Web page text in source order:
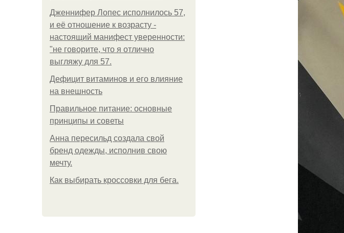
Дженнифер Лопес исполнилось 57,
и её отношение к возрасту -
настоящий манифест уверенности:
"не говорите, что я отлично
выгляжу для 57.
Дефицит витаминов и его влияние
на внешность
Правильное питание: основные
принципы и советы
Анна пересильд создала свой
бренд одежды, исполнив свою
мечту.
Как выбирать кроссовки для бега.